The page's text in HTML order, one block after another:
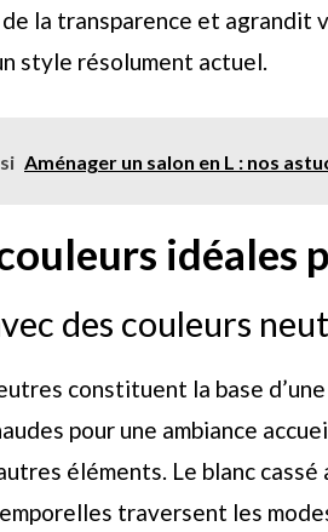
la transparence et agrandit
style résolument actuel.
Aménager un salon en L : nos
idéales
des couleurs
constituent la base
pour une ambiance
éléments. Le blanc cassé
traversent les